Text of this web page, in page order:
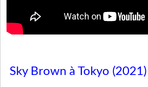
Sky Brown à Tokyo (2021)